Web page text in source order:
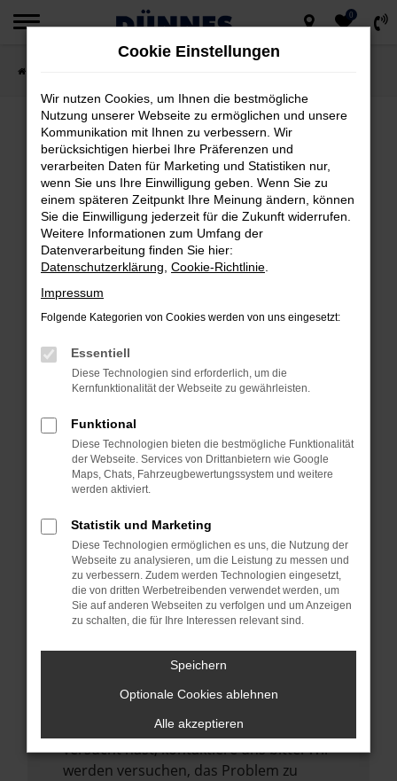
Zum
springen
0
FEHLER: NETWORK ERROR
Beim Laden ist ein Fehler aufgetreten.
Hier sind ein paar Tipps, die dir helfen können:
Überprüfe deine Firewall und deine
Internetverbindung.
Laden andere Webseiten, zum Beispiel
deine Suchmaschine?
Prüfe deine Browsererweiterungen.
Manche Erweiterungen, wie Werbeblocker,
können das Laden bestimmter Seiten
anderen Browser oder in einem privaten
Fenster?
Starte dein Gerät neu.
vorübergehende Probleme zu beheben.
Stelle sicher, dass dein Browser und dein
Betriebssystem auf dem neuesten Stand
sind.
Veraltete Software birgt nicht nur ein
führen, dass bestimmte Funktionen nicht
mehr unterstützt werden.
Wende dich an den Webseitenbetreiber.
Wenn du alle oben genannten Schritte
versucht hast, kontaktiere uns bitte. Wir
werden versuchen, das Problem zu
Cookie Einstellungen
Wir nutzen Cookies, um Ihnen die bestmögliche
Nutzung unserer Webseite zu ermöglichen und unsere
Kommunikation mit Ihnen zu verbessern. Wir
berücksichtigen hierbei Ihre Präferenzen und
verarbeiten Daten für Marketing und Statistiken nur,
wenn Sie uns Ihre Einwilligung geben. Wenn Sie zu
einem späteren Zeitpunkt Ihre Meinung ändern, können
Sie die Einwilligung jederzeit für die Zukunft widerrufen.
Weitere Informationen zum Umfang der
Datenverarbeitung finden Sie hier:
Datenschutzerklärung Cookie-Richtlinie
Impressum
Folgende Kategorien von Cookies werden von uns eingesetzt:
Essentiell
Diese Technologien sind erforderlich, um die
Kernfunktionalität der Webseite zu gewährleisten.
Funktional
Diese Technologien bieten die bestmögliche Funktionalität
der Webseite. Services von Drittanbietern wie Google
Maps, Chats, Fahrzeugbewertungssystem und weitere
werden aktiviert.
Statistik und Marketing
Diese Technologien ermöglichen es uns, die Nutzung der
Webseite zu analysieren, um die Leistung zu messen und
zu verbessern. Zudem werden Technologien eingesetzt,
die von dritten Werbetreibenden verwendet werden, um
Sie auf anderen Webseiten zu verfolgen und um Anzeigen
zu schalten, die für Ihre Interessen relevant sind.
Speichern
Optionale Cookies ablehnen
Alle akzeptieren